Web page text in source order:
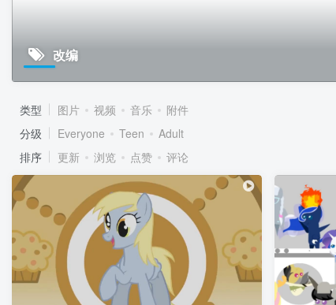
改编
类型 图片 视频 音乐
附件
分级
Everyone Teen
Adult
排序
更新 浏览 点赞 评论